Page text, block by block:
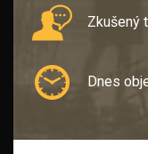
Zkušený
Dnes